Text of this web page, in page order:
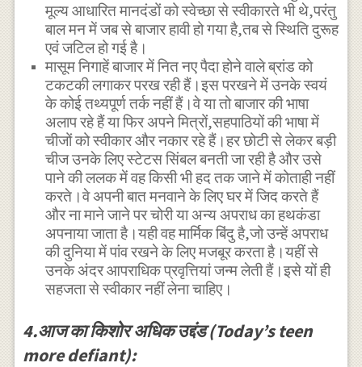
मूल्य आधारित मानदंडों को स्वेच्छा से स्वीकारते भी थे,परंतु
बाल मन में जब से बाजार हावी हो गया है,तब से स्थिति दुरूह
एवं जटिल हो गई है।
मासूम निगाहें बाजार में नित नए पैदा होने वाले ब्रांड को
टकटकी लगाकर परख रही हैं।इस परखने में उनके स्वयं
के कोई तथ्यपूर्ण तर्क नहीं हैं।वे या तो बाजार की भाषा
अलाप रहे हैं या फिर अपने मित्रों,सहपाठियों की भाषा में
चीजों को स्वीकार और नकार रहे हैं।हर छोटी से लेकर बड़ी
चीज उनके लिए स्टेटस सिंबल बनती जा रही है और उसे
पाने की ललक में वह किसी भी हद तक जाने में कोताही नहीं
करते।वे अपनी बात मनवाने के लिए घर में जिद करते हैं
और ना माने जाने पर चोरी या अन्य अपराध का हथकंडा
अपनाया जाता है।यही वह मार्मिक बिंदु है,जो उन्हें अपराध
की दुनिया में पांव रखने के लिए मजबूर करता है।यहीं से
उनके अंदर आपराधिक प्रवृत्तियां जन्म लेती हैं।इसे यों ही
सहजता से स्वीकार नहीं लेना चाहिए।
4.आज का किशोर अधिक उद्दंड (Today’s teen
more defiant):